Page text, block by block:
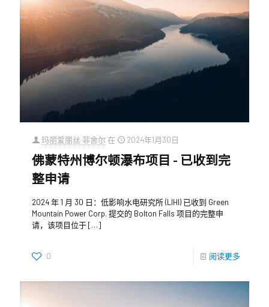
玛丽爱丽丝·菲舍尔 在 2024年1月30日
佛蒙特州博尔顿瀑布项目 - 已收到完
整申请
2024 年 1 月 30 日：低影响水电研究所 (LIHI) 已收到 Green
Mountain Power Corp. 提交的 Bolton Falls 项目的完整申
请，该项目位于[…]
0 阅读更多